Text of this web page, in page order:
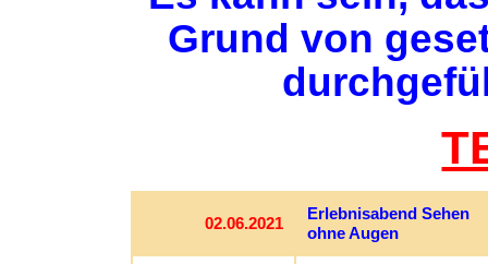
Grund von
02.06.2021
Erlebnisabend Sehen
ohne Augen